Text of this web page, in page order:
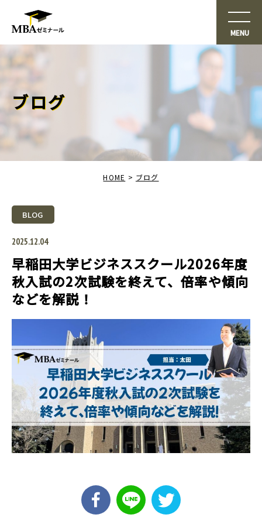
ブログ
HOME ブログ
BLOG
2025.12.04
早稲田大学ビジネススクール2026年度
秋入試の2次試験を終えて、倍率や傾向
などを解説！